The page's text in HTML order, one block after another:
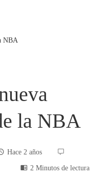
NBA
la NBA
Hace 2 años
2 Minutos de lectura